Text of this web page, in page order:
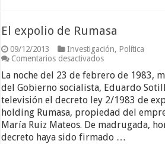
El expolio de Rumasa
09/12/2013 Investigación, Política
Comentarios desactivadosen
expolio
de
Rumasa
La noche del 23 de febrero de 1983,
del Gobierno socialista, Eduardo
televisión el decreto ley 2/1983 de
holding Rumasa, propiedad del
María Ruiz Mateos. De madrugada,
decreto haya sido firmado …